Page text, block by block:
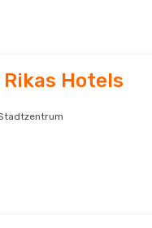
Hotels